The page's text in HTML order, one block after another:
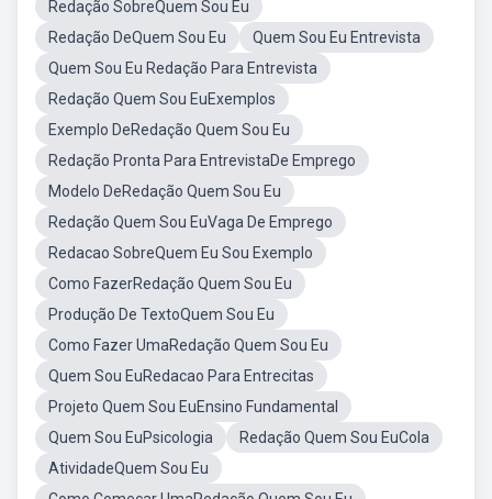
Redação SobreQuem Sou Eu
Redação DeQuem Sou Eu
Quem Sou Eu Entrevista
Quem Sou Eu Redação Para Entrevista
Redação Quem Sou EuExemplos
Exemplo DeRedação Quem Sou Eu
Redação Pronta Para EntrevistaDe Emprego
Modelo DeRedação Quem Sou Eu
Redação Quem Sou EuVaga De Emprego
Redacao SobreQuem Eu Sou Exemplo
Como FazerRedação Quem Sou Eu
Produção De TextoQuem Sou Eu
Como Fazer UmaRedação Quem Sou Eu
Quem Sou EuRedacao Para Entrecitas
Projeto Quem Sou EuEnsino Fundamental
Quem Sou EuPsicologia
Redação Quem Sou EuCola
AtividadeQuem Sou Eu